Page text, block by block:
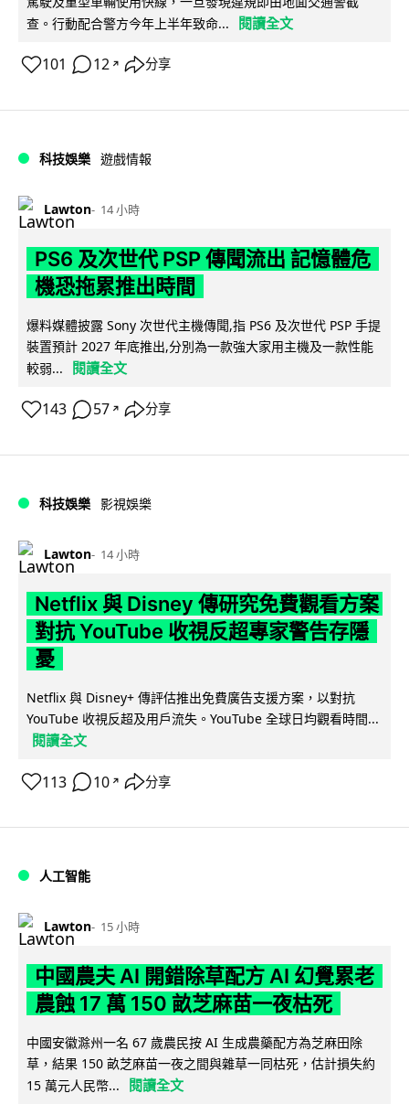
查。行動配合警方今年上半年致命...
閱讀全文
101 12 ↗ 分享
科技娛樂 遊戲情報
Lawton 14 小時
PS6 及次世代 PSP 傳聞流出 記憶體危
機恐拖累推出時間
爆料媒體披露 Sony 次世代主機傳聞,指 PS6 及次世代 PSP 手提
裝置預計 2027 年底推出,分別為一款強大家用主機及一款性能
較弱...
閱讀全文
143 57 ↗ 分享
科技娛樂 影視娛樂
Lawton 14 小時
Netflix 與 Disney 傳研究免費觀看方案
對抗 YouTube 收視反超專家警告存隱
憂
Netflix 與 Disney+ 傳評估推出免費廣告支援方案，以對抗
YouTube 收視反超及用戶流失。YouTube 全球日均觀看時間...
閱讀全文
113 10 ↗ 分享
人工智能
Lawton 15 小時
中國農夫 AI 開錯除草配方 AI 幻覺累老
農蝕 17 萬 150 畝芝麻苗一夜枯死
中國安徽滁州一名 67 歲農民按 AI 生成農藥配方為芝麻田除
草，結果 150 畝芝麻苗一夜之間與雜草一同枯死，估計損失約
15 萬元人民幣...
閱讀全文